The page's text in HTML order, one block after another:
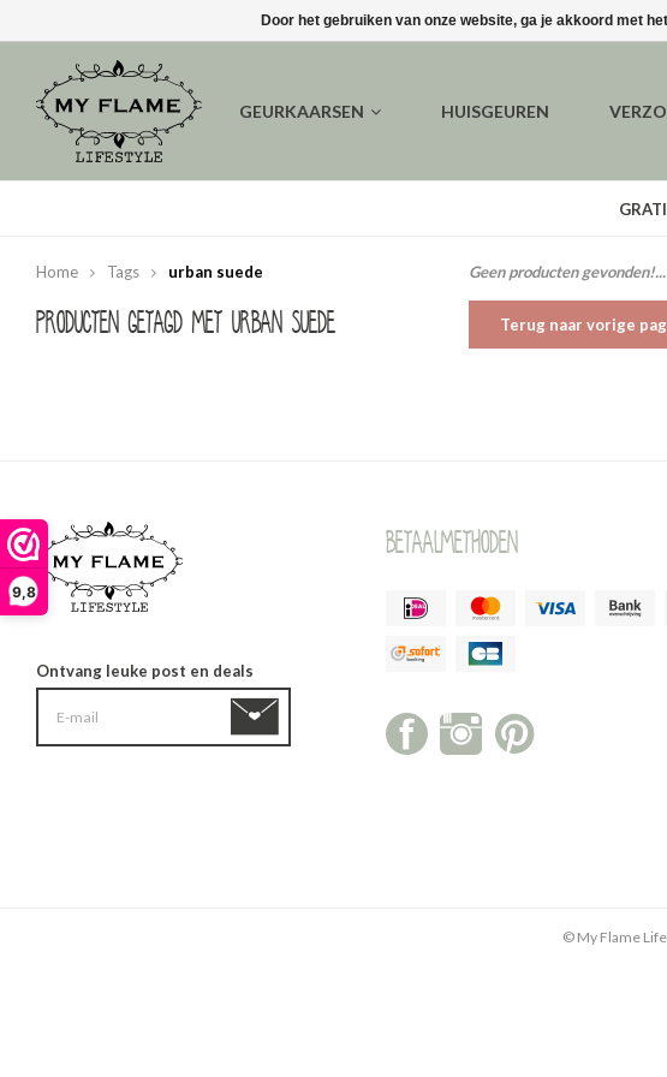
9,8
GEURKAARSEN HUISGEUREN
Home Tags urban suede
Producten getagd met urban suede
Geen producten gevonden!...
Terug naar vorige
Ontvang leuke post en deals
Betaalmethoden
© My Flame
Door het gebruiken van onze website, ga je akkoord met